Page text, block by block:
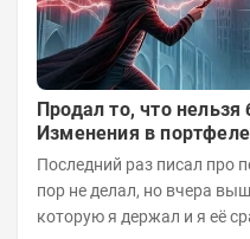
Продал то, что нельзя
Изменения в портфеле
Последний раз писал про портфель 30 июня и сделок с тех
пор не делал, но вчера
которую я держал и я её сразу